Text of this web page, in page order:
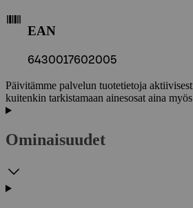
EAN
6430017602005
Päivitämme palvelun tuotetietoja
kuitenkin tarkistamaan ainesosat aina
Ominaisuudet